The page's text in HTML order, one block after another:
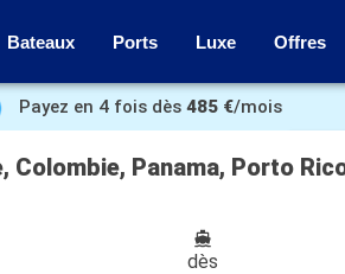
Bateaux Ports Luxe Offres
Payez en 4 fois dès 485 €/mois
Panama, Porto
dès